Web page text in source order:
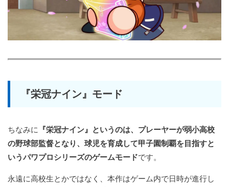
『栄冠ナイン』モード
ちなみに 『栄冠ナイン』というのは、プレーヤーが弱小高校
の野球部監督となり、球児を育成して甲子園制覇を目指すと
いうパワプロシリーズのゲームモードです。
永遠に高校生とかではなく、本作はゲーム内で日時が進行し